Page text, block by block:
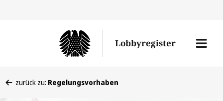
Lobbyregister
Menü
befinden
zurück zu: Regelungsvorhaben